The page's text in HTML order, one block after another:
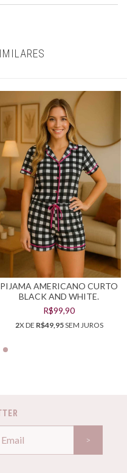
PIJAMA AMERICANO CURTO
BLACK AND WHITE.
R$99,90
2X DE R$49,95SEM JUROS